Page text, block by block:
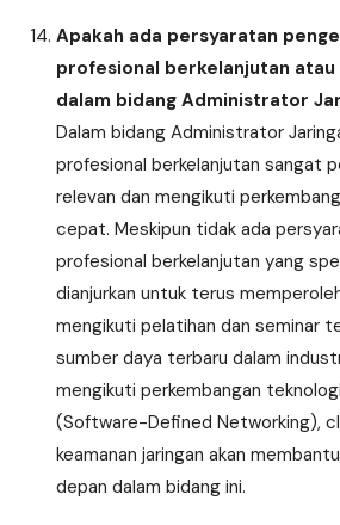
Apakah ada persyaratan
profesional berkelanjutan
dalam bidang Administrator
Dalam bidang Administrator
profesional berkelanjutan sangat
relevan dan mengikuti
cepat. Meskipun tidak ada
profesional berkelanjutan yang
dianjurkan untuk terus
mengikuti pelatihan dan seminar
sumber daya terbaru dalam
mengikuti perkembangan
(Software-Defined Networking),
keamanan jaringan akan
depan dalam bidang ini.